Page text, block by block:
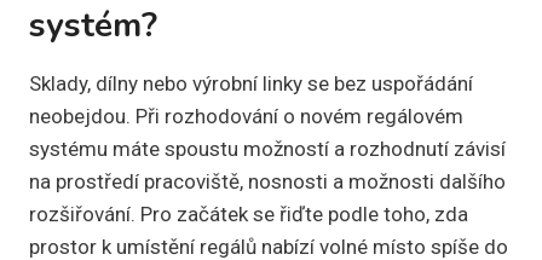
systém?
Sklady, dílny nebo výrobní linky se bez uspořádání
neobejdou. Při rozhodování o novém regálovém
systému máte spoustu možností a rozhodnutí závisí
na prostředí pracoviště, nosnosti a možnosti dalšího
rozšiřování. Pro začátek se řiďte podle toho, zda
prostor k umístění regálů nabízí volné místo spíše do